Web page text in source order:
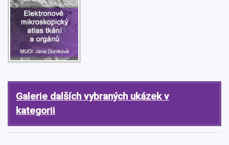
Galerie dalších vybraných ukázek v
kategorii